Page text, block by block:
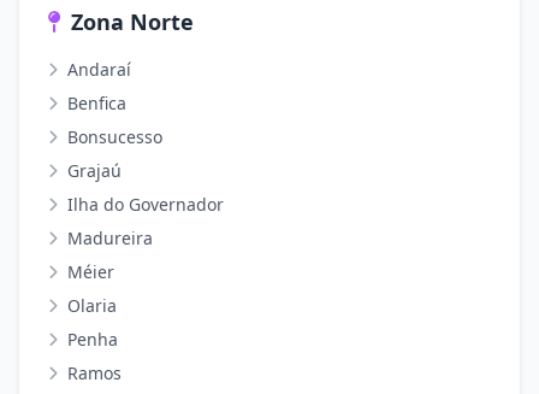
Zona Norte
Andaraí
Benfica
Bonsucesso
Grajaú
Ilha do Governador
Madureira
Méier
Olaria
Penha
Ramos